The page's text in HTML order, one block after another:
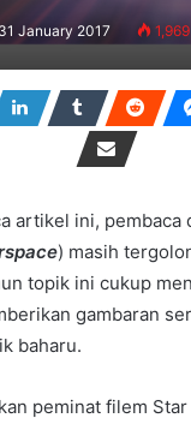
31 January 2017 1,969
artikel ini, pembaca
) masih
topik ini cukup
gambaran
baharu.
peminat filem Star